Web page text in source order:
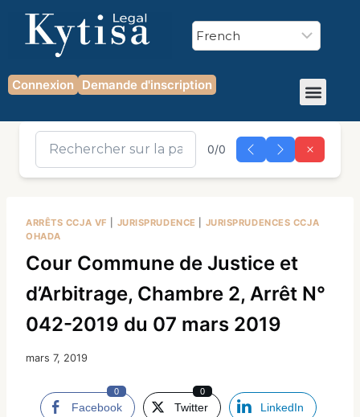
Connexion Demande d'inscription
0/0
ARRÊTS CCJA VF JURISPRUDENCE
JURISPRUDENCES CCJA
OHADA
Cour Commune de Justice et
d’Arbitrage, Chambre 2, Arrêt N°
042-2019 du 07 mars 2019
mars 7, 2019
Facebook
0
Twitter
0
LinkedIn